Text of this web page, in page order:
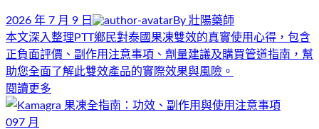
2026 年 7 月 9 日 By 壯陽藥師
本文深入整理PTT鄉民對泰國果凍雙效的真實使用心得，包含
正負面評價、副作用注意事項、劑量建議及購買管道指南，幫
助您全面了解此雙效產品的實際效果與風險。
閱讀更多
097 月